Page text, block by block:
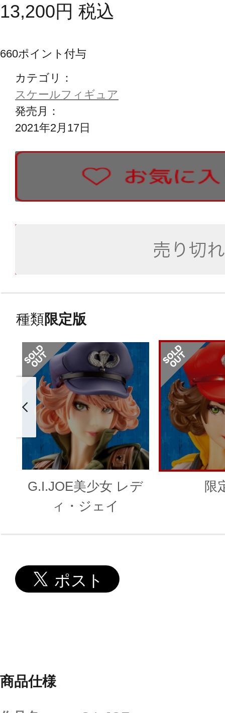
13,200円 税込
660ポイント付与
カテゴリ：
スケールフィギュア
発売月：
2021年2月17日
種類限定版
G.I.JOE美少女 レデ
ィ・ジェイ
限
商品仕様